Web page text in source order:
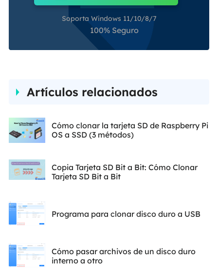
Soporta Windows 11/10/8/7
100% Seguro
Artículos relacionados
Cómo clonar la tarjeta SD de Raspberry Pi
OS a SSD (3 métodos)
Copia Tarjeta SD Bit a Bit: Cómo Clonar
Tarjeta SD Bit a Bit
Programa para clonar disco duro a USB
Cómo pasar archivos de un disco duro
interno a otro